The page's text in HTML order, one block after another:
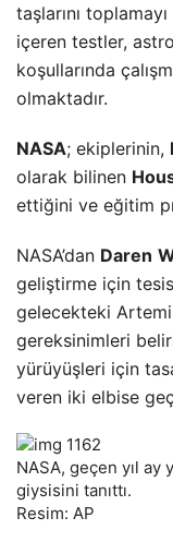
taşlarını
içeren testler,
koşullarında
olmaktadır.
NASA; ekiplerinin,
olarak bilinen
ettiğini ve eğitim
NASA’dan Daren
geliştirme için
gelecekteki
gereksinimleri
yürüyüşleri için
veren iki elbise
NASA, geçen yıl
giysisini tanıttı.
Resim: AP